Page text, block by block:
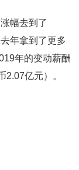
幅去到了
年拿到了更多
年的变动薪酬
亿元）。